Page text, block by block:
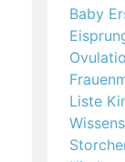
Baby
Liste